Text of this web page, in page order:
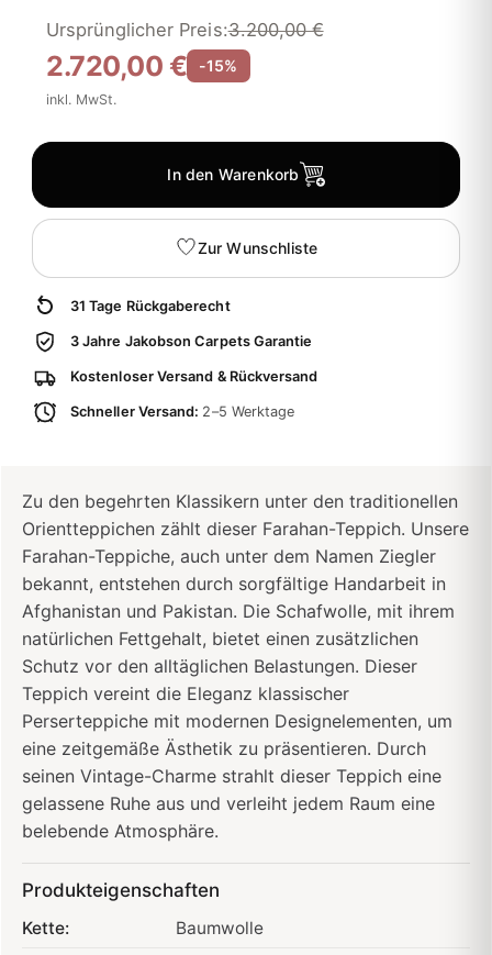
2.720,00 €
Ursprünglicher Preis:3.200,00 €
-15%
inkl. MwSt.
In den Warenkorb
Zur Wunschliste
31 Tage Rückgaberecht
3 Jahre Jakobson Carpets Garantie
Kostenloser Versand & Rückversand
Schneller Versand: 2–5 Werktage
Zu den begehrten Klassikern unter den traditionellen
Orientteppichen zählt dieser Farahan-Teppich. Unsere
Farahan-Teppiche, auch unter dem Namen Ziegler
bekannt, entstehen durch sorgfältige Handarbeit in
Afghanistan und Pakistan. Die Schafwolle, mit ihrem
natürlichen Fettgehalt, bietet einen zusätzlichen
Schutz vor den alltäglichen Belastungen. Dieser
Teppich vereint die Eleganz klassischer
Perserteppiche mit modernen Designelementen, um
eine zeitgemäße Ästhetik zu präsentieren. Durch
seinen Vintage-Charme strahlt dieser Teppich eine
gelassene Ruhe aus und verleiht jedem Raum eine
belebende Atmosphäre.
Produkteigenschaften
Kette:
Baumwolle